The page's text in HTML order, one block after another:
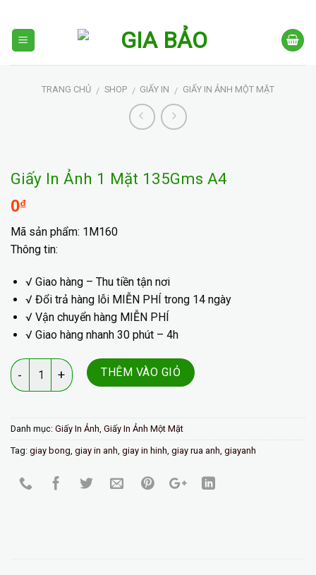
content
TRANG CHỦ / SHOP / GIẤY IN / GIẤY IN ẢNH MỘT MẶT
Giấy In Ảnh 1 Mặt 135Gms A4
0₫
Mã sản phẩm: 1M160
Thông tin:
√ Giao hàng – Thu tiềntận nơi
√ Đổi trả hàng lỗi MIỄN PHÍ trong 14ngày
√ Vận chuyển hàng MIỄN PHÍ
√ Giao hàng nhanh 30 phút – 4h
Số lượng THÊM VÀO GIỎ
Danh mục: Giấy In Ảnh, Giấy In Ảnh Một Mặt
Tag: giay bong, giay in anh, giay in hinh, giay rua anh, giayanh